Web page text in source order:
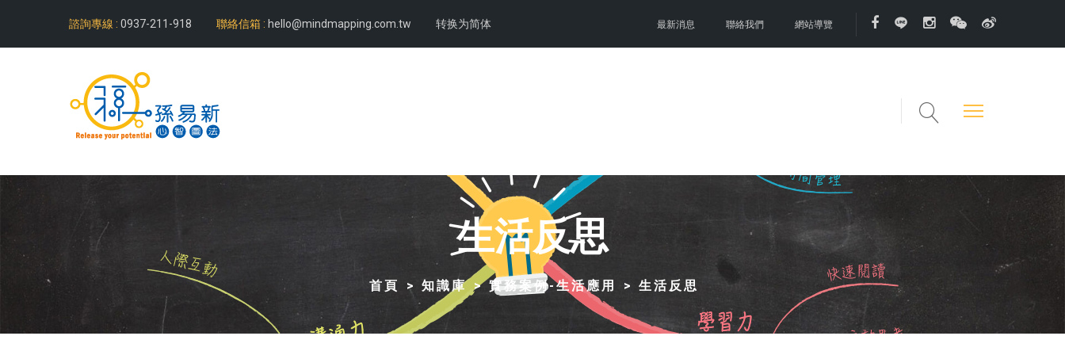
諮詢專線 : 0937-211-918 聯絡信箱 : hello@mindmapping.com.tw 转换为简体 最新消息 聯絡我們 網站導覽
生活反思
首頁 知識庫 實務案例-生活應用 生活反思